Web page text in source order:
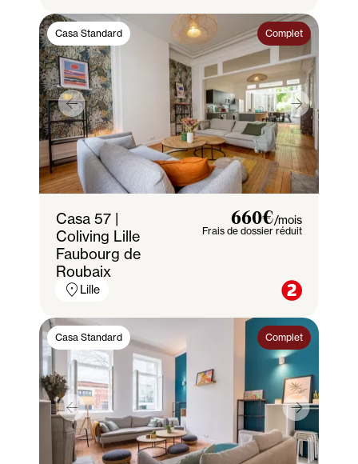
Casa Standard Complet
Casa 57 |
Coliving Lille
Faubourg de
Roubaix
660€/mois
Frais de dossier réduit
Lille
Casa Standard Complet